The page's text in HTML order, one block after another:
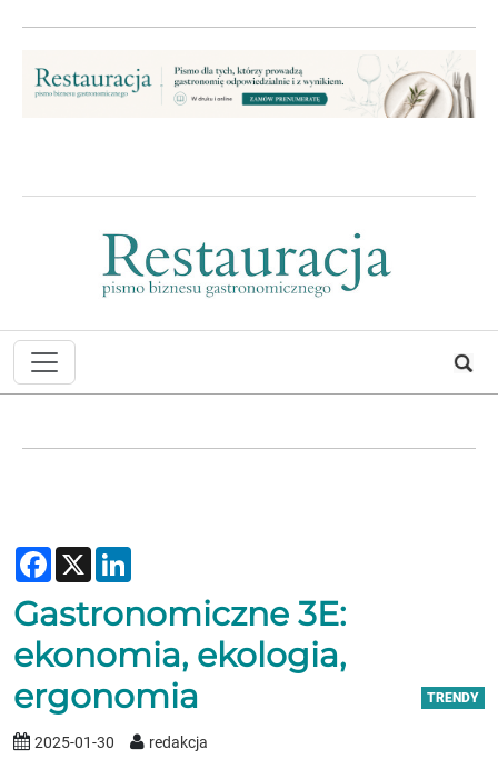
Facebook
X
Gastronomiczne 3E:
ekonomia, ekologia,
ergonomia
TRENDY
2025-01-30 redakcja